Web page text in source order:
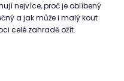
nejvíce, proč je oblíbený
a jak může i malý kout
celé zahradě ožít.